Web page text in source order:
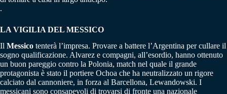
.
LA VIGILIA DEL MESSICO
Il Messico tenterà l’impresa. Provare a battere l’Argentina per cullare il
sogno qualificazione. Alvarez e compagni, all’esordio, hanno ottenuto
un buon pareggio contro la Polonia, match nel quale il grande
protagonista è stato il portiere Ochoa che ha neutralizzato un rigore
calciato dal cannoniere, in forza al Barcellona, Lewandowski. I
messicani sono consapevoli di trovarsi di fronte una nazionale